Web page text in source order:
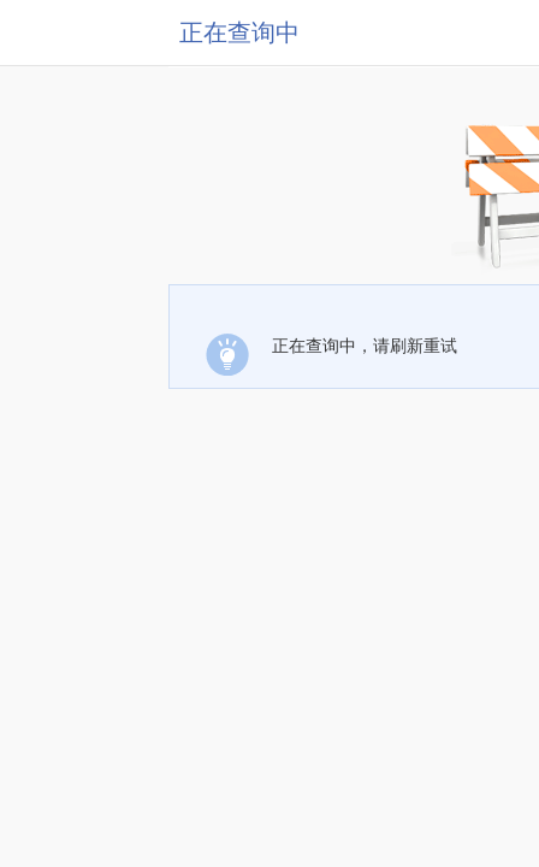
正在查询中
正在查询中，请刷新重试